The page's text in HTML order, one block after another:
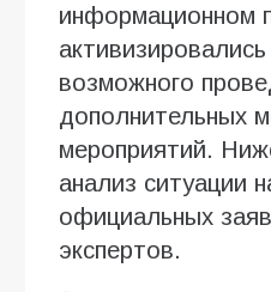
информационном
возможного
дополнительных
мероприятий.
анализ ситуации
официальных
экспертов.